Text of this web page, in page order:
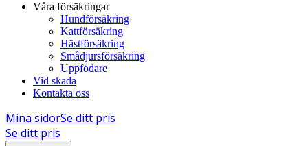
Våra försäkringar
Hundförsäkring
Kattförsäkring
Hästförsäkring
Smådjursförsäkring
Uppfödare
Vid skada
Kontakta oss
Mina sidorSe ditt pris
Se ditt pris